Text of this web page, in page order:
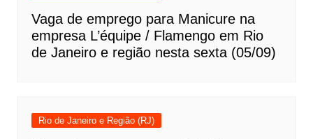
Vaga de emprego para Manicure na
empresa L’équipe / Flamengo em Rio
de Janeiro e região nesta sexta (05/09)
Rio de Janeiro e Região (RJ)